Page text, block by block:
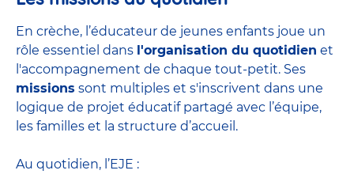
En crèche, l’éducateur de jeunes enfants joue un
rôle essentiel dans l'organisation du quotidien et
l'accompagnement de chaque tout-petit. Ses
missions sont multiples et s'inscrivent dans une
logique de projet éducatif partagé avec l’équipe,
les familles et la structure d’accueil.
Au quotidien, l’EJE :